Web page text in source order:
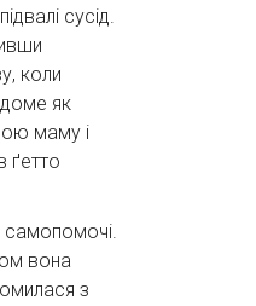
сусід.
коли
як
маму і
ґетто
самопомочі.
вона
з